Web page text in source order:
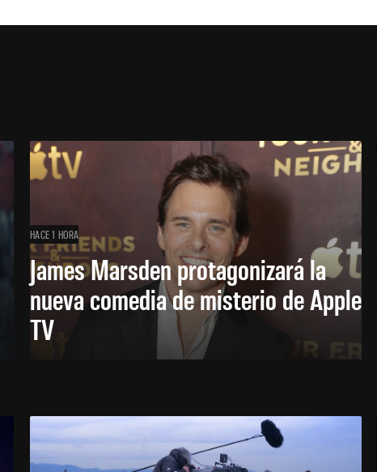
HACE 1 HORA
James Marsden protagonizará la
nueva comedia de misterio de Apple
TV